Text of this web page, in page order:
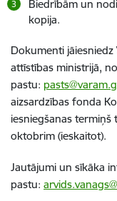
Biedrībām un
kopija.
Dokumenti
attīstības ministrijā,
pastu:
aizsardzības fonda
iesniegšanas
oktobrim (ieskaitot).
Jautājumi un sīkāka
pastu: